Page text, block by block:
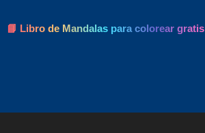
📘 Libro de Mandalas para colorear gratis